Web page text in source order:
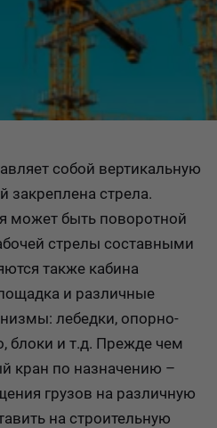
собой вертикальную
закреплена стрела.
может быть поворотной
стрелы составными
также кабина
и различные
лебедки, опорно-
блоки и т.д. Прежде чем
кран по назначению –
грузов на различную
на строительную